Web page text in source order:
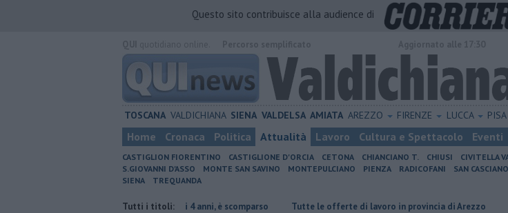
Questo sito contribuisce alla audience di
TOSCANA VALDICHIANA SIENA VALDELSA AMIATA AREZZO FIRENZE LUCCA PISA
Home Cronaca Politica Attualità Lavoro Cultura e Spettacolo Eventi
CASTIGLION FIORENTINO CASTIGLIONE D'ORCIA CETONA CHIANCIANO T. CHIUSI CIVITELLA
S.GIOVANNI D'ASSO
MONTE SAN SAVINO MONTEPULCIANO PIENZA RADICOFANI SAN
SIENA
TREQUANDA
Tutti i titoli:
Uccise la figlia di 4 anni, è scomparso ​Tutte le offerte di lavoro in provincia di Arezzo ​Benzina,